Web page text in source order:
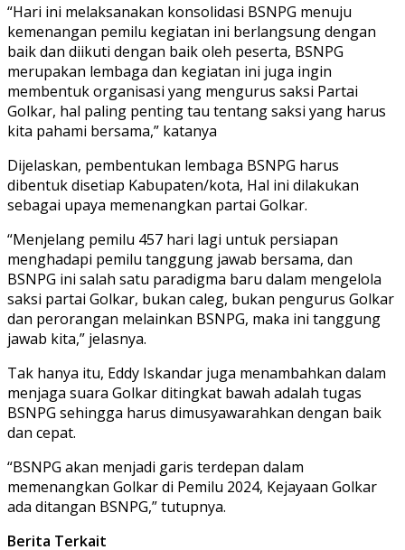
“Hari ini melaksanakan konsolidasi BSNPG menuju
kemenangan pemilu kegiatan ini berlangsung dengan
baik dan diikuti dengan baik oleh peserta, BSNPG
merupakan lembaga dan kegiatan ini juga ingin
membentuk organisasi yang mengurus saksi Partai
Golkar, hal paling penting tau tentang saksi yang harus
kita pahami bersama,” katanya
Dijelaskan, pembentukan lembaga BSNPG harus
dibentuk disetiap Kabupaten/kota, Hal ini dilakukan
sebagai upaya memenangkan partai Golkar.
“Menjelang pemilu 457 hari lagi untuk persiapan
menghadapi pemilu tanggung jawab bersama, dan
BSNPG ini salah satu paradigma baru dalam mengelola
saksi partai Golkar, bukan caleg, bukan pengurus Golkar
dan perorangan melainkan BSNPG, maka ini tanggung
jawab kita,” jelasnya.
Tak hanya itu, Eddy Iskandar juga menambahkan dalam
menjaga suara Golkar ditingkat bawah adalah tugas
BSNPG sehingga harus dimusyawarahkan dengan baik
dan cepat.
“BSNPG akan menjadi garis terdepan dalam
memenangkan Golkar di Pemilu 2024, Kejayaan Golkar
ada ditangan BSNPG,” tutupnya.
Berita Terkait